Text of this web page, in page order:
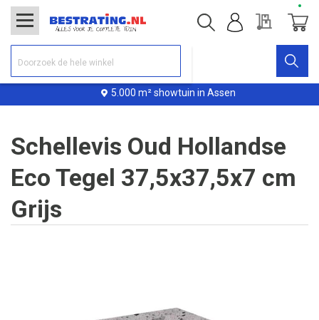
5.000 m² showtuin in Assen
Offerte
Schellevis Oud Hollandse
Eco Tegel 37,5x37,5x7 cm
Grijs